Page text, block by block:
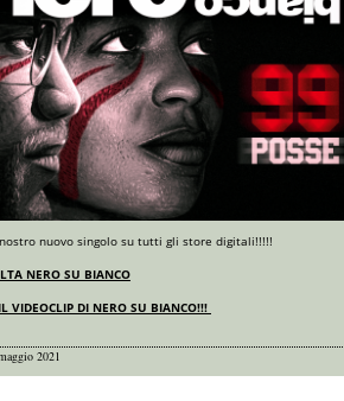
nuovo singolo su tutti gli store digitali!!!!!
NERO SU BIANCO
VIDEOCLIP DI NERO SU BIANCO!!!
2021